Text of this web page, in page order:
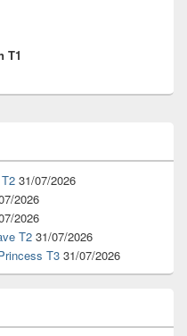
T1
31/07/2026
2026
2026
T2 31/07/2026
T3 31/07/2026